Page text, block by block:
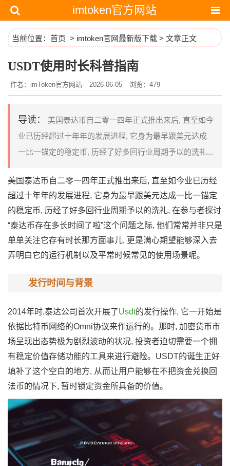
imtoken官方网站
当前位置： 首页 > imtoken官网最新版下载 > 文章正文
USDT使用时长科普指南
作者：imToken官方网站 2026-06-05 浏览：479
导读：
美国泰达币自二零一四年正式推出来后, 直至如今
业已历经超过十年年的发展进程, 它身为最早跟美元达成
一比一锚定的稳定币, 历经了好多回行业周期予以的洗礼...
美国泰达币自二零一四年正式推出来后, 直至如今业已历经
超过十年年的发展进程, 它身为最早跟美元达成一比一锚定
的稳定币, 历经了好多回行业周期予以的洗礼, 在参与者探讨
“泰达币存在多长时间了啦”这个问题之际, 他们常常并非只是
单单关注它存有时长那方面事儿, 更是满心期望能够深入去
弄明白它的运行机制以及平常时候常见的使用场景呢。
发行时间与背景
2014年时,泰达公司首次开展了Usdt的发行操作, 它一开始是
依据比特币网络的Omni协议来作运行的。那时, 加密货币市
场呈现出态势极为剧烈波动的状况, 投资者迫切需要一个拥
有稳定价值存储功能的工具来进行避险。USDT的诞生正好
填补了这个空白的地方, 从而让用户能够在不把资金兑换回
法币的情况下, 暂时锁定资金所具备的价值。